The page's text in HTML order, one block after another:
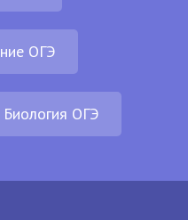
ОГЭ
Биология ОГЭ